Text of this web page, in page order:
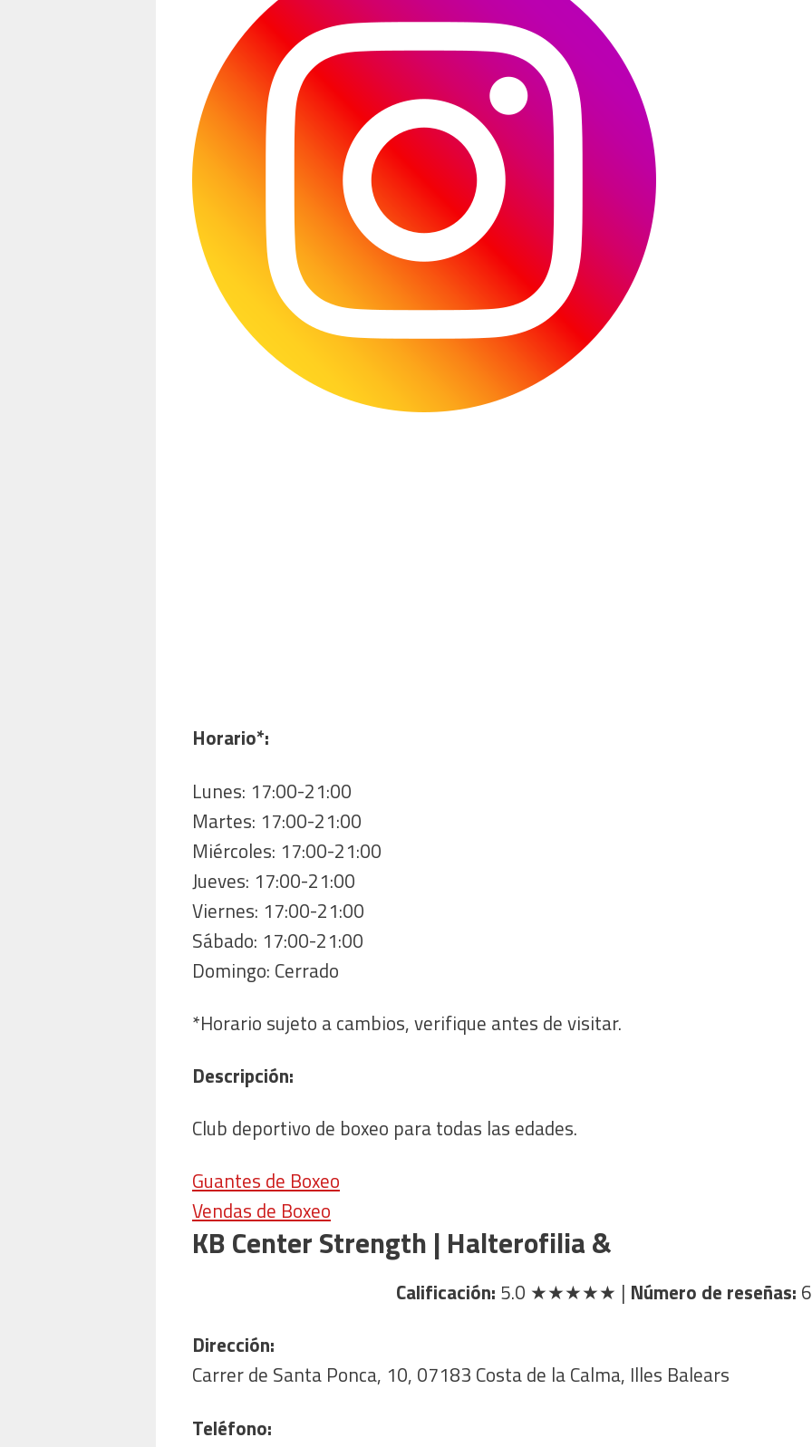
Horario*:
Lunes: 17:00-21:00
Martes: 17:00-21:00
Miércoles: 17:00-21:00
Jueves: 17:00-21:00
Viernes: 17:00-21:00
Sábado: 17:00-21:00
Domingo: Cerrado
*Horario sujeto a cambios, verifique antes de visitar.
Descripción:
Club deportivo de boxeo para todas las edades.
Guantes de Boxeo
Vendas de Boxeo
KB Center Strength | Halterofilia &
Calificación: 5.0 ★★★★★ | Número de reseñas:
Dirección:
Carrer de Santa Ponca, 10, 07183 Costa de la Calma, Illes Balears
Teléfono: